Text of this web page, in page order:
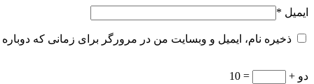
ایمیل *
ذخیره نام، ایمیل و وبسایت من در مرورگر برای زمانی که
دو + = 10